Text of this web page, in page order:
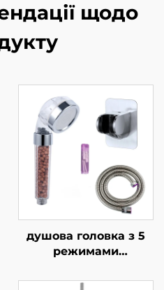
щодо
душова головка з 5
режимами
хромовим покриттям